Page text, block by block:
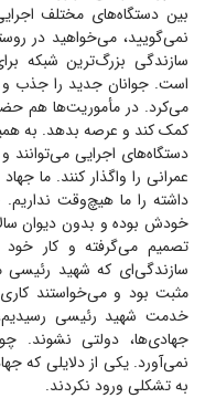
بین دستگاه‌های مختلف
نمی‌گویید، می‌خواهید در
سازندگی بزرگ‌ترین شبکه
است. جوانان جدید را جذب و
می‌کرد. در مأموریت‌ها هم
کمک کند و عرصه بدهد. به
دستگاه‌های اجرایی
عمرانی را واگذار کنند. ما
داشته را ما هیچ‌وقت
خودش بوده و بدون دیوان
تصمیم می‌گرفته و کار خود
سازندگی‌ای که شهید رئیسی
مثبت بود و می‌خواستند
خدمت شهید رئیسی
جهادی‌ها، دولتی نشوند.
نمی‌آورد. یکی از دلایلی که
به تشکلی ورود نکردند.